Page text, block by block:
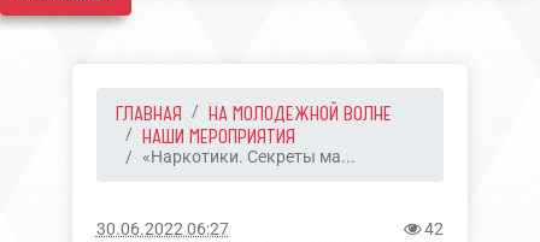
ГЛАВНАЯ
НА МОЛОДЕЖНОЙ ВОЛНЕ
НАШИ МЕРОПРИЯТИЯ
«Наркотики. Секреты ма...
30.06.2022 06:27 42